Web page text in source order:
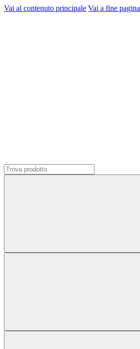
Vai al contenuto principale Vai a fine pagina